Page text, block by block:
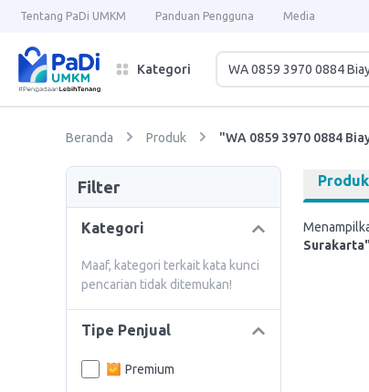
Tentang PaDi UMKM Panduan Pengguna Media
Kategori
Beranda Produk "WA 0859 3970 0884
Filter
Kategori
Maaf, kategori terkait kata kunci
pencarian tidak ditemukan!
Tipe Penjual
Premium
Produk